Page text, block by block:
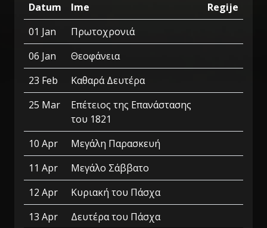
Datum Ime
Regije
01 Jan
Πρωτοχρονιά
06 Jan
Θεοφάνεια
23 Feb
Καθαρά Δευτέρα
25 Mar
Επέτειος της Επανάστασης
του 1821
10 Apr
Μεγάλη Παρασκευή
11 Apr
Μεγάλο Σάββατο
12 Apr
Κυριακή του Πάσχα
13 Apr
Δευτέρα του Πάσχα